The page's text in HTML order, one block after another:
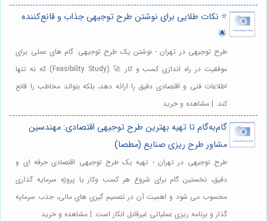
⭐️ نکات طلایی برای نوشتن طرح توجیهی جذاب و قانع‌کننده
🌟
طرح توجیهی در تهران - نوشتن یک طرح توجیهی: گام های عملی برای
موفقیت در راه اندازی کسب و کار 🚀 (Feasibility Study) که نه تنها
اطلاعات فنی و اقتصادی دقیق را ارائه دهد، بلکه بتواند مخاطب را قانع
کند. | مشاهده و خرید
گام‌به‌گام تا تهیه بهترین طرح توجیهی اقتصادی: مهندسین
مشاور طرح ریزی صنایع (مطصا)
طرح توجیهی در تهران - تهیه یک طرح توجیهی اقتصادی حرفه ای و
دقیق، نخستین گام برای شروع هر کسب وکار یا پروژه سرمایه گذاری
محسوب می شود و اهمیت آن در تصمیم گیری های مالی، جذب سرمایه
گذار و برنامه ریزی عملیاتی غیرقابل انکار است. | مشاهده و خرید